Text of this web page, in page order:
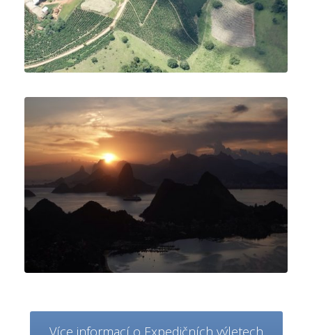
Více informací o Expedičních výletech